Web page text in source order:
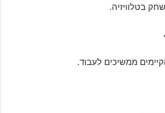
בטלוויזיה.